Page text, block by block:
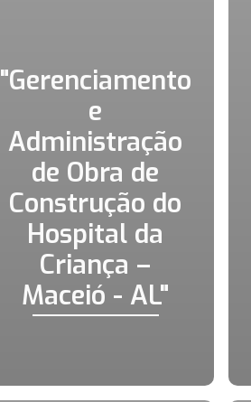
"Gerenciamento
e
Administração
de Obra de
Construção do
Hospital da
Criança –
Maceió - AL"